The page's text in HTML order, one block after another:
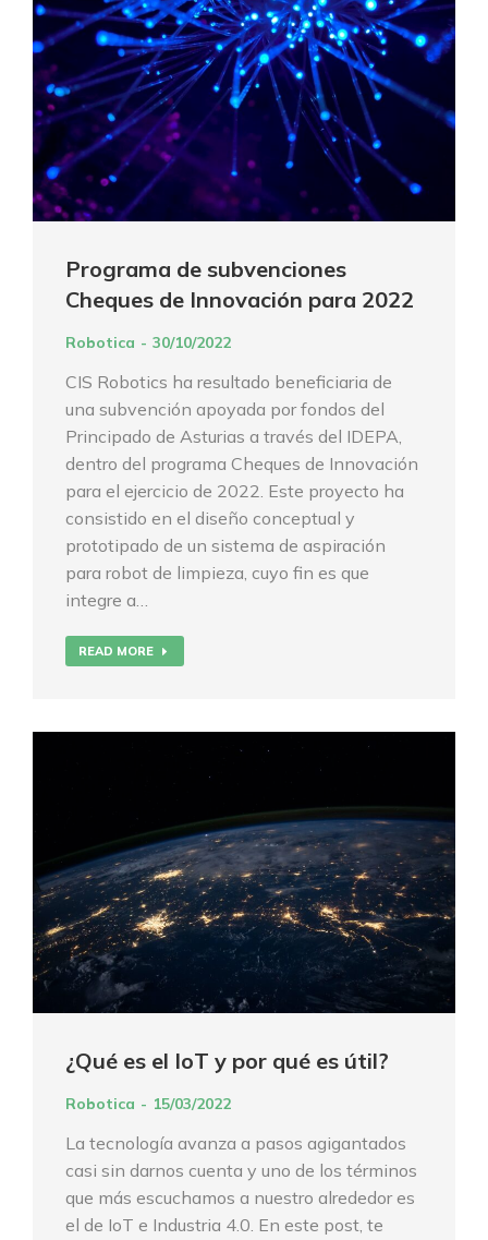
Programa de subvenciones
Cheques de Innovación para 2022
Robotica 30/10/2022
CIS Robotics ha resultado beneficiaria de
una subvención apoyada por fondos del
Principado de Asturias a través del IDEPA,
dentro del programa Cheques de Innovación
para el ejercicio de 2022. Este proyecto ha
consistido en el diseño conceptual y
prototipado de un sistema de aspiración
para robot de limpieza, cuyo fin es que
integre a…
READ MORE
¿Qué es el IoT y por qué es útil?
Robotica 15/03/2022
La tecnología avanza a pasos agigantados
casi sin darnos cuenta y uno de los términos
que más escuchamos a nuestro alrededor es
el de IoT e Industria 4.0. En este post, te